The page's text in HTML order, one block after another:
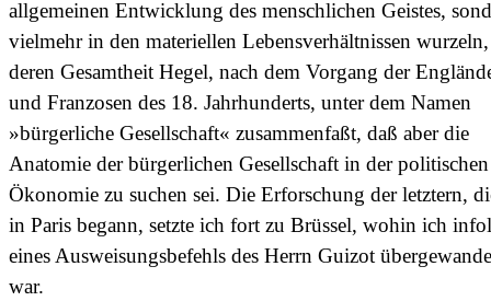
allgemeinen Entwicklung des menschlichen Geistes,
vielmehr in den materiellen Lebensverhältnissen wurzeln,
deren Gesamtheit Hegel, nach dem Vorgang der
und Franzosen des 18. Jahrhunderts, unter dem Namen
»bürgerliche Gesellschaft« zusammenfaßt, daß aber die
Anatomie der bürgerlichen Gesellschaft in der politischen
Ökonomie zu suchen sei. Die Erforschung der letztern,
in Paris begann, setzte ich fort zu Brüssel, wohin ich
eines Ausweisungsbefehls des Herrn Guizot
war.